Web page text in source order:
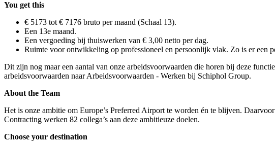
You get this
€ 5173 tot € 7176 bruto per maand (Schaal 13).
Een 13e maand.
Een vergoeding bij thuiswerken van € 3,00 netto per dag.
Ruimte voor ontwikkeling op professioneel en persoonlijk vlak. Zo is er een
Dit zijn nog maar een aantal van onze arbeidsvoorwaarden die horen bij deze
arbeidsvoorwaarden naar Arbeidsvoorwaarden - Werken bij Schiphol Group.
About the Team
Het is onze ambitie om Europe’s Preferred Airport te worden én te blijven.
Contracting werken 82 collega’s aan deze ambitieuze doelen.
Choose your destination